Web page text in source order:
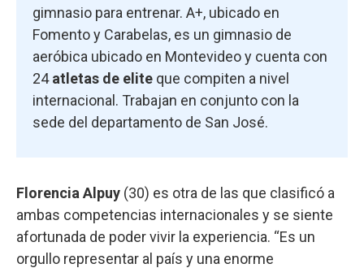
gimnasio para entrenar. A+, ubicado en
Fomento y Carabelas, es un gimnasio de
aeróbica ubicado en Montevideo y cuenta con
24atletas de elite que compiten a nivel
internacional. Trabajan en conjunto con la
sede del departamento de San José.
Florencia Alpuy (30) es otra de las que clasificó a
ambas competencias internacionales y se siente
afortunada de poder vivir la experiencia. “Es un
orgullo representar al país y una enorme